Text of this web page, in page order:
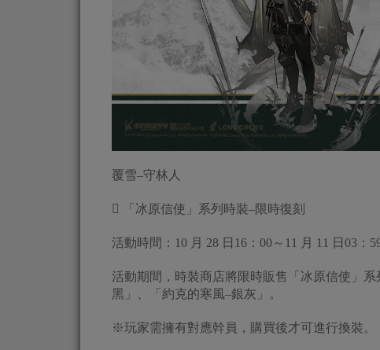
覆雪–守林人
 「冰原信使」系列時裝–限時復刻
活動時間：10 月 28 日16：00～11 月 11 日03：
活動期間，時裝商店將限時販售「冰原信使」
黑」、「約克的寒風–銀灰」。
※玩家需擁有對應幹員，購買後才可進行換裝。